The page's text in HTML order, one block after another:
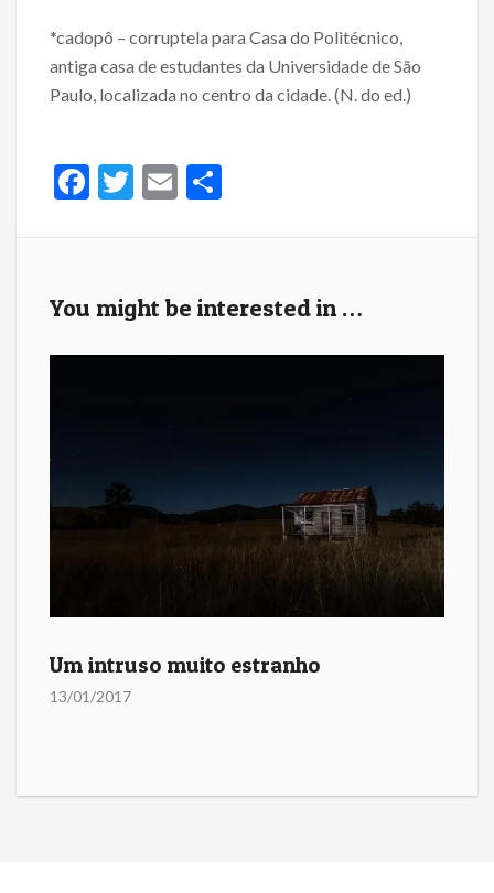
*cadopô – corruptela para Casa do Politécnico,
antiga casa de estudantes da Universidade de São
Paulo, localizada no centro da cidade. (N. do ed.)
F
o
o
T
E
You might be interested in …
Um intruso muito estranho
13/01/2017